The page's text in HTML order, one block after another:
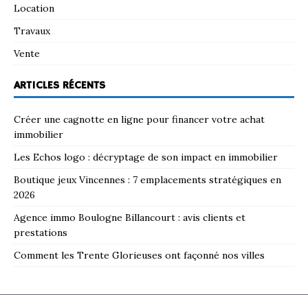
Location
Travaux
Vente
ARTICLES RÉCENTS
Créer une cagnotte en ligne pour financer votre achat
immobilier
Les Echos logo : décryptage de son impact en immobilier
Boutique jeux Vincennes : 7 emplacements stratégiques en
2026
Agence immo Boulogne Billancourt : avis clients et
prestations
Comment les Trente Glorieuses ont façonné nos villes